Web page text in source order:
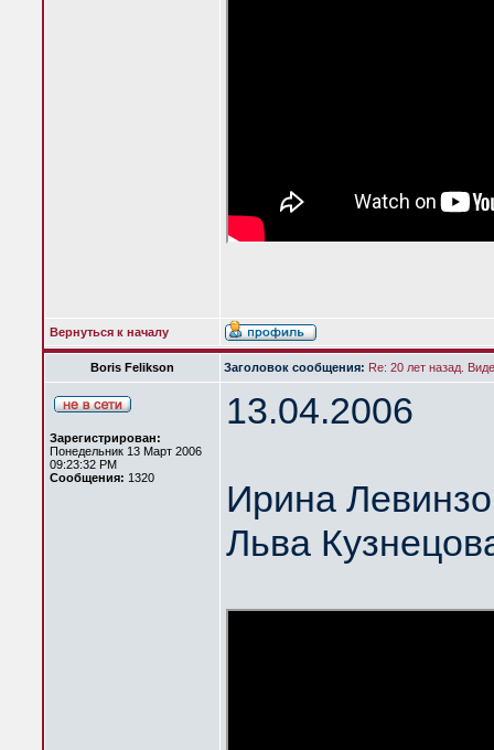
Вернуться к началу
Boris Felikson Заголовок сообщения: Re: 20 лет назад.
Зарегистрирован:
Понедельник 13 Март 2006
09:23:32 PM
Сообщения: 1320
13.04.2006
Ирина
Льва